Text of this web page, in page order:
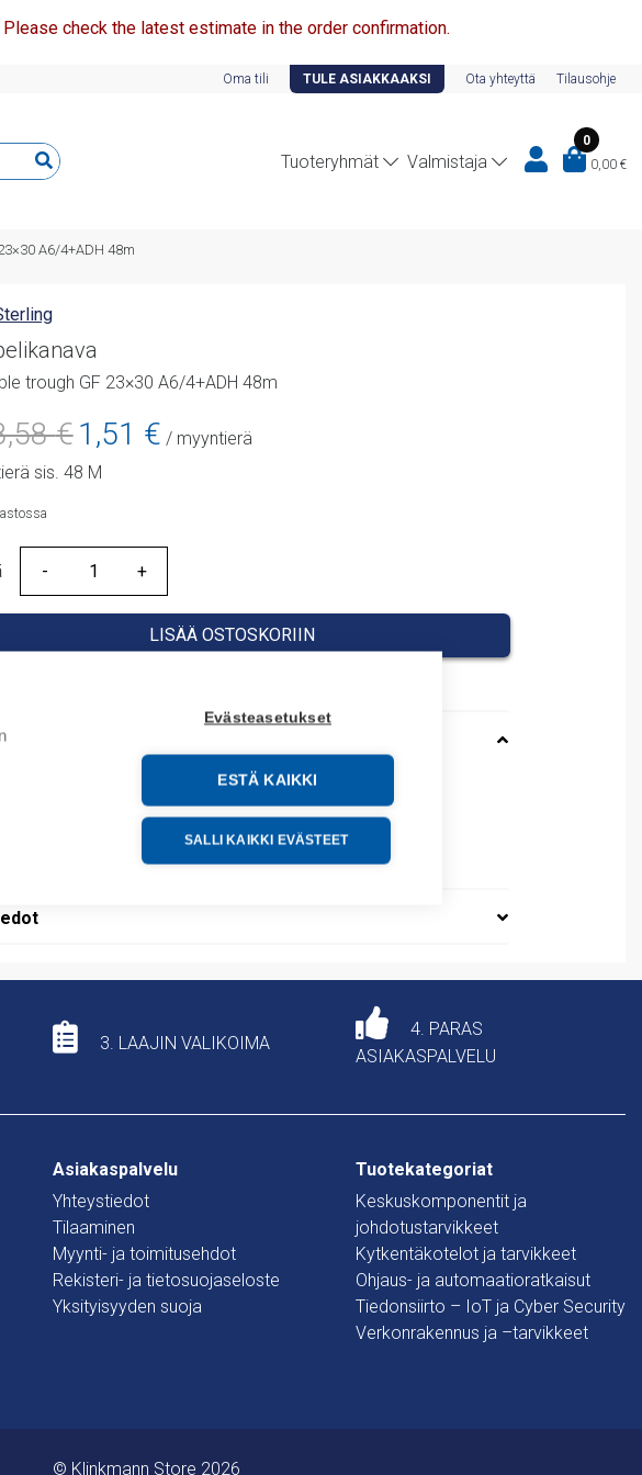
Evästeasetukset
ESTÄ KAIKKI
SALLI KAIKKI EVÄSTEET
check the latest estimate in the order confirmation.
Oma tili TULE ASIAKKAAKSI Ota yhteyttä Tilausohje
Tuoteryhmät Valmistaja
0
0,00 €
A6/4+ADH 48m
trough GF 23×30 A6/4+ADH 48m
€ Alkuperäinen
hinta
oli:
1,51 €Nykyinen
hinta
/ myyntierä
sis. 48 M
LISÄÄ OSTOSKORIIN
08450015013
order number: 08450015013
3. LAAJIN VALIKOIMA
4. PARAS
ASIAKASPALVELU
Asiakaspalvelu
Yhteystiedot
Tilaaminen
Myynti- ja toimitusehdot
Rekisteri- ja tietosuojaseloste
Yksityisyyden suoja
Tuotekategoriat
Keskuskomponentit ja
johdotustarvikkeet
Kytkentäkotelot ja tarvikkeet
Ohjaus- ja automaatioratkaisut
Tiedonsiirto – IoT ja Cyber Security
Verkonrakennus ja –tarvikkeet
© Klinkmann Store 2026